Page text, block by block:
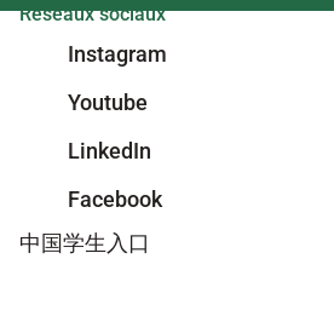
Réseaux sociaux
Instagram
Youtube
LinkedIn
Facebook
中国学生入口